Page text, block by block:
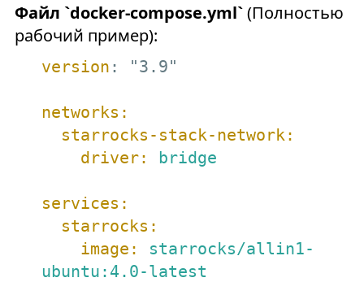
Файл `docker-compose.yml`(Полностью
рабочий пример):
version : "3.9"
networks:
starrocks-stack-network:
driver:
bridge
services:
starrocks:
image:
starrocks/allin1-
ubuntu:4.0-latest